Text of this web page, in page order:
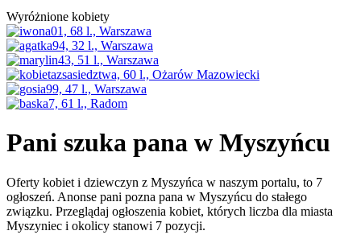
Wyróżnione kobiety
Pani szuka pana w Myszyńcu
Oferty kobiet i dziewczyn z Myszyńca w naszym portalu, to 7
ogłoszeń. Anonse pani pozna pana w Myszyńcu do stałego
związku. Przeglądaj ogłoszenia kobiet, których liczba dla miasta
Myszyniec i okolicy stanowi 7 pozycji.